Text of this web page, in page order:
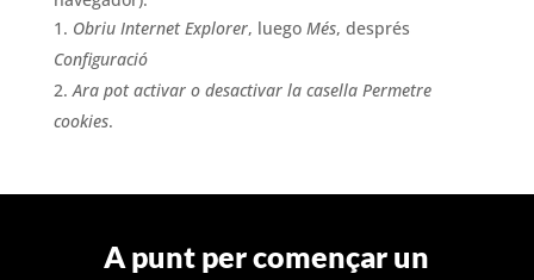
Obriu Internet Explorer, luego Més, després
Configuració
Ara pot activar o desactivar la casella Permetre
cookies.
A punt per començar un